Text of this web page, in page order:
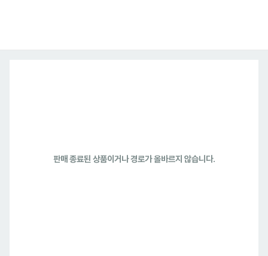
판매 종료된 상품이거나 경로가 올바르지 않습니다.